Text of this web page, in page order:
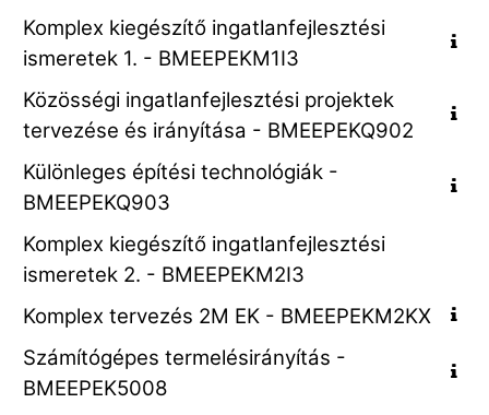
Komplex kiegészítő ingatlanfejlesztési
ismeretek 1. - BMEEPEKM1I3
Közösségi ingatlanfejlesztési projektek
tervezése és irányítása - BMEEPEKQ902
Különleges építési technológiák -
BMEEPEKQ903
Komplex kiegészítő ingatlanfejlesztési
ismeretek 2. - BMEEPEKM2I3
Komplex tervezés 2M EK - BMEEPEKM2KX
Számítógépes termelésirányítás -
BMEEPEK5008